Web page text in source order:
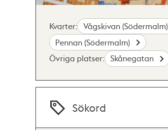
Kvarter:
Vågskivan (Södermalm)
Pennan (Södermalm)
Övriga platser:
Skånegatan
Sökord